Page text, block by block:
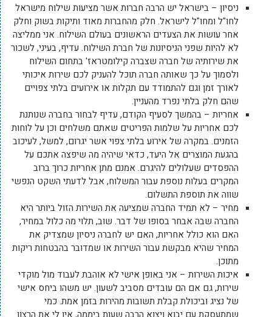
ניסיון – בישראל יש הרבה חברות אשר מציעות שילוח מישראל
לחו"ל ומחו"ל לישראל. חלק מהחברות מאוד ותיקות בשוק וחלק
אחר עושות את הצעדים הראשונים בעולם השילוח. אני ממליצה
לא להיות שפני הניסיונות של חברת השילוח. עדיף, בעיני, לשכור
את שירותיה של חברה שצברה קילומטראז' בתחום השילוח
ולסמוך על כך שאותה חברה תוכל להעניק לכם שירות איכותי
לאורך זמן וגם להתמודד עם תקלות או אירועים בלתי צפויים
שהם חלק בלתי נפרד מהעניין.
אחריות – בהמשך לסעיף הקודם, עדיף לבחור בחברה שנותנת
לכם אחריות על שלמות הפריטים שאתם משלחים וכן על לוחות
הזמנים. במקרה של אירוע בלתי צפוי אשר יגרום, למשל, לעיכוב
בהגעת המוצרים אל היעד, כדאי שיהיה מה שיפצה אתכם על
ההפסדים שעלולים להיגרם. אמנם מתן אחריות כרוך ברוב
המקרים בעלות נוספת עבור המשלוח, אבל לדעתי השקט הנפשי
שווה את תוספת התשלום.
מחיר – לא תמיד החברה שמציעה את השירות הזול ביותר היא
החברה שבה אבחר בסופו של דבר. שוב, תלוי מה כלול במחיר,
האם הוא כולל אחריות, האם יש לחברה ניסיון שמצדיק את
המחיר שהיא מבקשת עבור השירות או שמדובר בהבטחות ריקות
מתוכן.
איכות השירות – אני באופן אישי לא אוהבת לעבוד מול מוקדי
שירות, גם אם הם עובדים מסביב לשעון. יש משהו ביחס אישי
של נציג וביכולת קבלת תשובות מהירות בזמן אמת. כמי
שמתעסקת עם יבוא ויצוא הרבה שעות ביממה, אין לי את הרצון